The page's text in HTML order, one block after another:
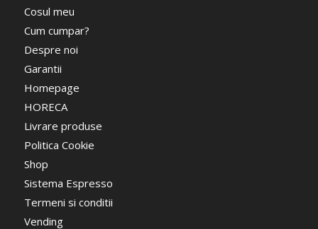
Cosul meu
Cum cumpar?
Despre noi
Garantii
Homepage
HORECA
Livrare produse
Politica Cookie
Shop
Sistema Espresso
Termeni si conditii
Vending